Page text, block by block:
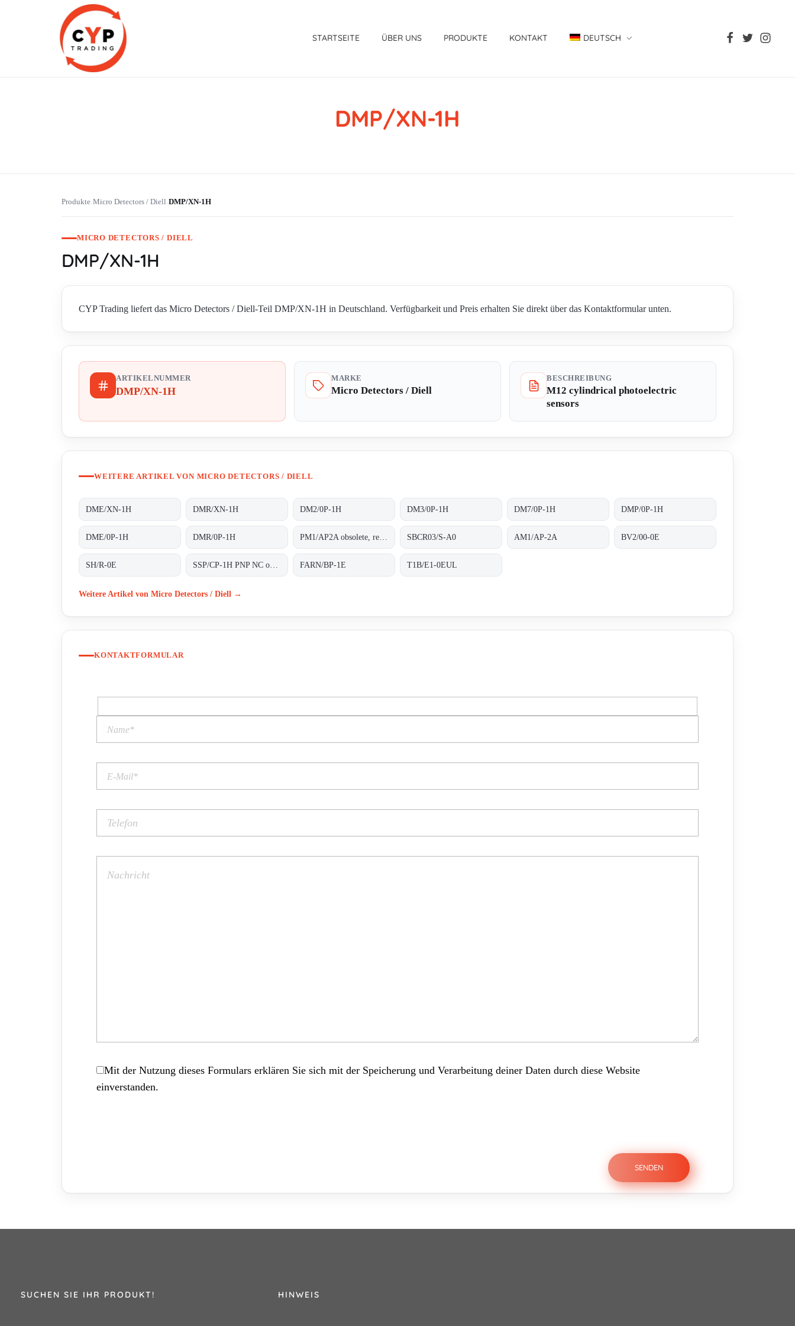
STARTSEITE ÜBER UNS PRODUKTE KONTAKT DEUTSCH
DMP/XN-1H
Produkte›Micro Detectors / Diell›DMP/XN-1H
MICRO DETECTORS / DIELL
DMP/XN-1H
CYP Trading liefert das Micro Detectors / Diell-Teil DMP/XN-1H in Deutschland. Verfügbarkeit und Preis erhalten Sie direkt über das Kontaktformular unten.
ARTIKELNUMMER
DMP/XN-1H
MARKE
Micro Detectors / Diell
BESCHREIBUNG
M12 cylindrical photoelectric
sensors
WEITERE ARTIKEL VON MICRO DETECTORS / DIELL
DME/XN-1H DMR/XN-1H DM2/0P-1H DM3/0P-1H DM7/0P-1H DMP/0P-1H
DME/0P-1H DMR/0P-1H SBCR03/S-A0 AM1/AP-2A BV2/00-0E
SH/R-0E FARN/BP-1E T1B/E1-0EUL
Weitere Artikel von Micro Detectors / Diell →
KONTAKTFORMULAR
Mit der Nutzung dieses Formulars erklären Sie sich mit der Speicherung und Verarbeitung deiner Daten durch diese Website
einverstanden.
SUCHEN SIE IHR PRODUKT! HINWEIS